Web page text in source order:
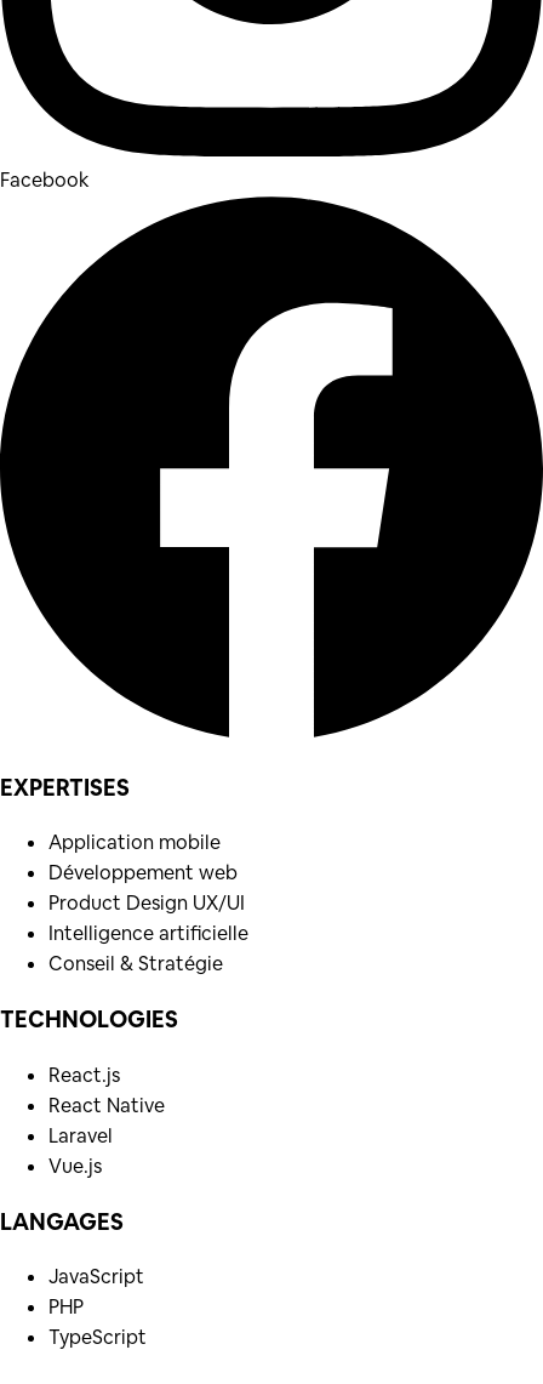
Facebook
EXPERTISES
Application mobile
Développement web
Product Design UX/UI
Intelligence artificielle
Conseil & Stratégie
TECHNOLOGIES
React.js
React Native
Laravel
Vue.js
LANGAGES
JavaScript
PHP
TypeScript